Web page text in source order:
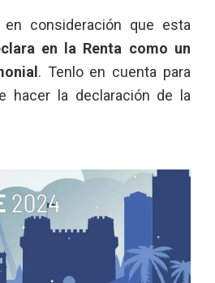
consideración que esta
en la Renta como un
. Tenlo en cuenta para
hacer la declaración de la